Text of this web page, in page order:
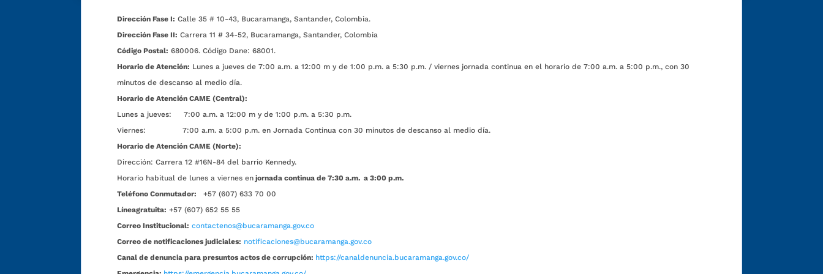
Dirección Fase I: Calle 35 # 10-43, Bucaramanga, Santander, Colombia.
Dirección Fase II: Carrera 11 # 34-52, Bucaramanga, Santander, Colombia
Código Postal: 680006. Código Dane: 68001.
Horario de Atención: Lunes a jueves de 7:00 a.m. a 12:00 m y de 1:00 p.m. a 5:30 p.m. / viernes jornada continua en el horario de 7:00 a.m. a 5:00 p.m., con 30
minutos de descanso al medio día.
Horario de Atención CAME (Central):
Lunes a jueves: 7:00 a.m. a 12:00 m y de 1:00 p.m. a 5:30 p.m.
Viernes: 7:00 a.m. a 5:00 p.m. en Jornada Continua con 30 minutos de descanso al medio día.
Horario de Atención CAME (Norte):
Dirección: Carrera 12 #16N-84 del barrio Kennedy.
Horario habitual de lunes a viernes en jornada continua de 7:30 a.m. a 3:00 p.m.
Teléfono Conmutador:
+57 (607) 633 70 00
Líneagratuita: +57 (607) 652 55 55
Correo Institucional: contactenos@bucaramanga.gov.co
Correo de notificaciones judiciales: notificaciones@bucaramanga.gov.co
Canal de denuncia para presuntos actos de corrupción: https://canaldenuncia.bucaramanga.gov.co/